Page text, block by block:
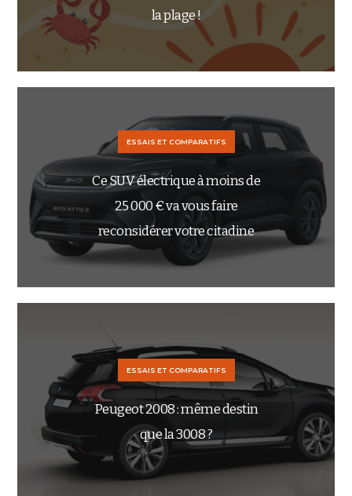
la plage !
ESSAIS ET COMPARATIFS
Ce SUV électrique à moins de
25 000 € va vous faire
reconsidérer votre citadine
ESSAIS ET COMPARATIFS
Peugeot 2008 : même destin
que la 3008 ?